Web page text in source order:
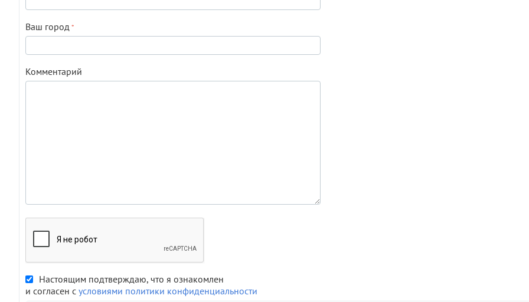
Ваш город
Комментарий
Настоящим подтверждаю, что я ознакомлен
и согласен с условиями политики конфиденциальности